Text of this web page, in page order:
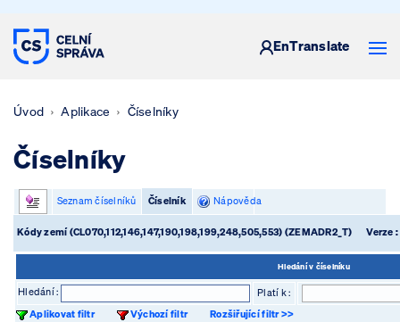
CELNÍ SPRÁVA ČESKÉ REPUBLIKY
EnTranslate
Úvod Aplikace Číselníky
Číselníky
Seznam číselníků Číselník Nápověda
Kódy zemí (CL070,112,146,147,190,198,199,248,505,553) (ZEMADR2_T) Verze
Hledání v číselníku
Hledání :
Platí k :
Aplikovat filtr
Výchozí filtr Rozšiřující filtr >>